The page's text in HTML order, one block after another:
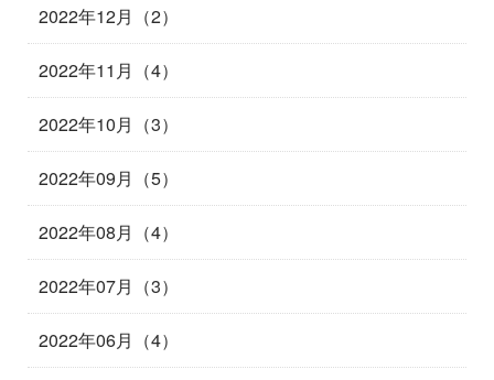
2022年12月（2）
2022年11月（4）
2022年10月（3）
2022年09月（5）
2022年08月（4）
2022年07月（3）
2022年06月（4）